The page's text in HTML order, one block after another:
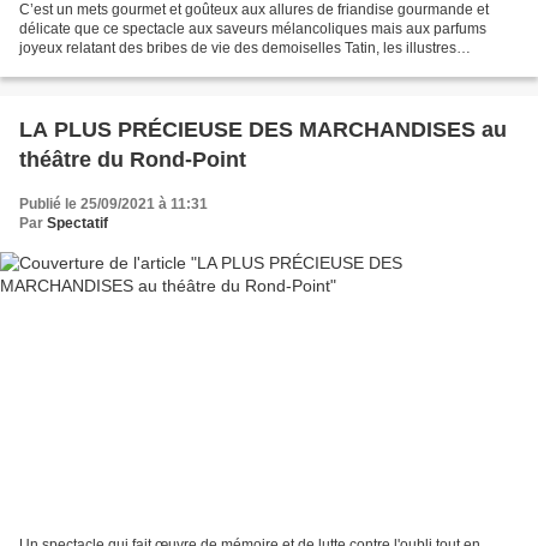
C’est un mets gourmet et goûteux aux allures de friandise gourmande et
délicate que ce spectacle aux saveurs mélancoliques mais aux parfums
joyeux relatant des bribes de vie des demoiselles Tatin, les illustres
LA PLUS PRÉCIEUSE DES MARCHANDISES au
théâtre du Rond-Point
Publié le 25/09/2021 à 11:31
Par Spectatif